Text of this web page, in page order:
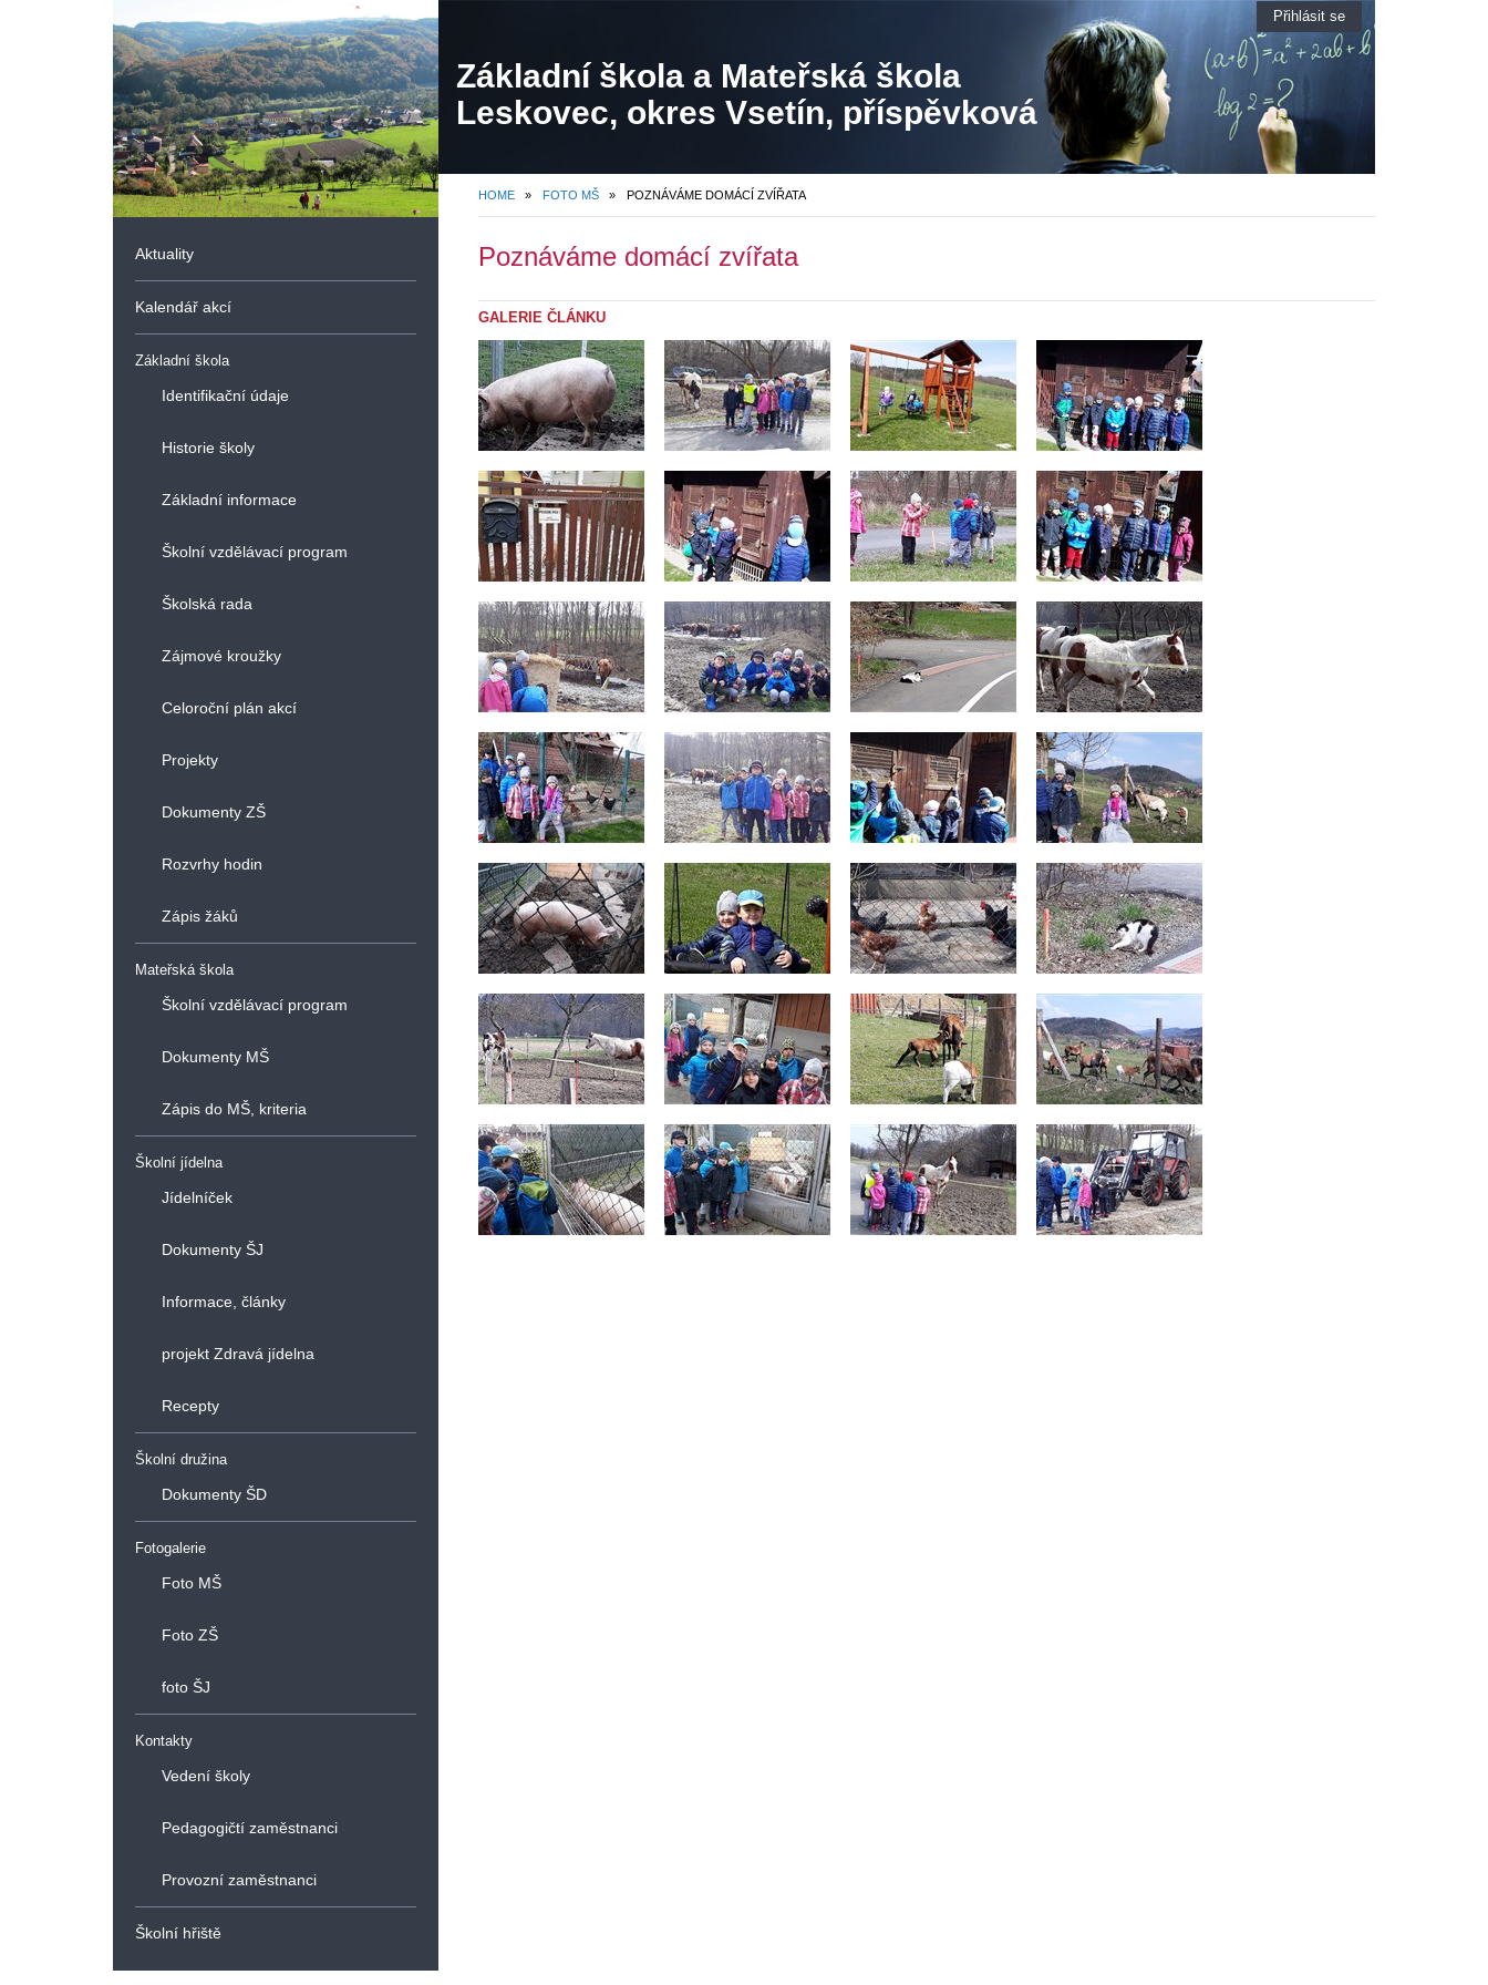
Přihlásit se
Základní škola a Mateřská škola
Leskovec, okres Vsetín, příspěvková
HOME » FOTO MŠ » POZNÁVÁME DOMÁCÍ ZVÍŘATA
Aktuality
Kalendář akcí
Základní škola
Identifikační údaje
Historie školy
Základní informace
Školní vzdělávací program
Školská rada
Zájmové kroužky
Celoroční plán akcí
Projekty
Dokumenty ZŠ
Rozvrhy hodin
Zápis žáků
Mateřská škola
Školní vzdělávací program
Dokumenty MŠ
Zápis do MŠ, kriteria
Školní jídelna
Jídelníček
Dokumenty ŠJ
Informace, články
projekt Zdravá jídelna
Recepty
Školní družina
Dokumenty ŠD
Fotogalerie
Foto MŠ
Foto ZŠ
foto ŠJ
Kontakty
Vedení školy
Pedagogičtí zaměstnanci
Provozní zaměstnanci
Školní hřiště
Poznáváme domácí zvířata
GALERIE ČLÁNKU